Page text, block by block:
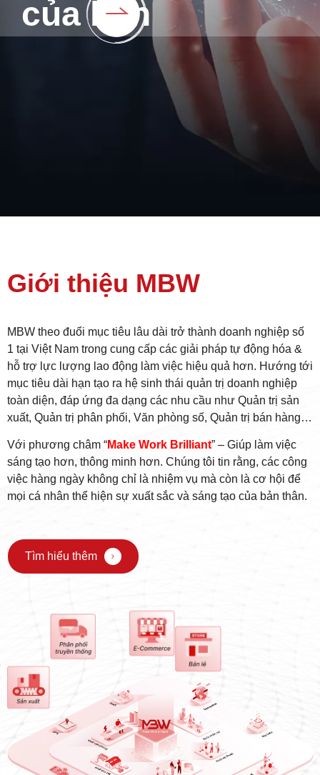
của bạn
DMS chuyên sâu
Giới thiệu MBW
MBW theo đuổi mục tiêu lâu dài trở thành doanh nghiệp số
1 tại Việt Nam trong cung cấp các giải pháp tự động hóa &
hỗ trợ lực lượng lao động làm việc hiệu quả hơn. Hướng tới
mục tiêu dài hạn tạo ra hệ sinh thái quản trị doanh nghiệp
toàn diện, đáp ứng đa dạng các nhu cầu như Quản trị sản
xuất, Quản trị phân phối, Văn phòng số, Quản trị bán hàng…
Với phương châm “Make Work Brilliant” – Giúp làm việc
sáng tạo hơn, thông minh hơn. Chúng tôi tin rằng, các công
việc hàng ngày không chỉ là nhiệm vụ mà còn là cơ hội để
mọi cá nhân thể hiện sự xuất sắc và sáng tạo của bản thân.
Tìm hiểu thêm